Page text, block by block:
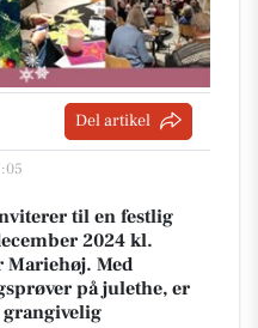
Del artikel
til en festlig
2024 kl.
Med
på julethe, er